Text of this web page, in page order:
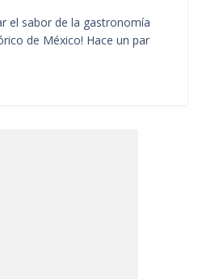
el sabor de la gastronomía
de México! Hace un par